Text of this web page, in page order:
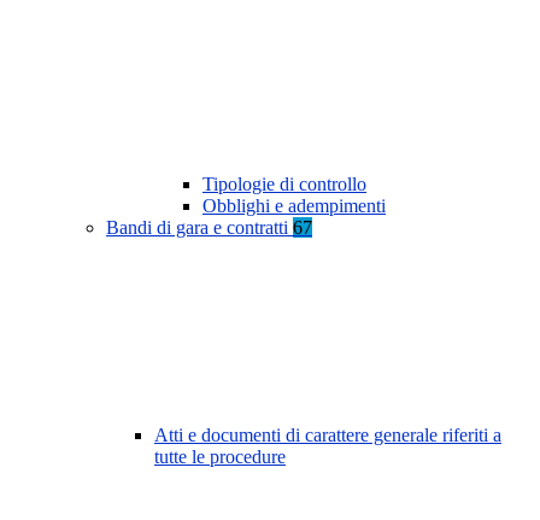
Tipologie di controllo
Obblighi e adempimenti
Bandi di gara e contratti 67
Atti e documenti di carattere generale riferiti a
tutte le procedure